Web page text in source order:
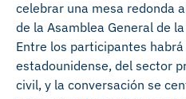
celebrar una mesa redonda
de la Asamblea General de la
Entre los participantes
estadounidense, del sector
civil, y la conversación se